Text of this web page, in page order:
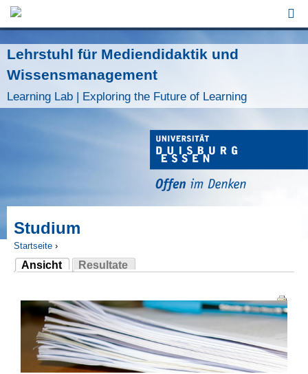
Lehrstuhl für Mediendidaktik und
Wissensmanagement
Learning Lab | Exploring the Future of Learning
Studium
Sie sind hier
Startseite ›
Ansicht
(aktiver Reiter)
Resultate